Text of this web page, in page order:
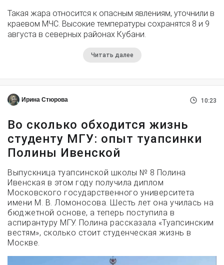
Такая жара относится к опасным явлениям, уточнили в
краевом МЧС. Высокие температуры сохранятся 8 и 9
августа в северных районах Кубани.
Читать далее
Ирина Стюрова 10:23
Во сколько обходится жизнь
студенту МГУ: опыт туапсинки
Полины Ивенской
Выпускница туапсинской школы № 8 Полина
Ивенская в этом году получила диплом
Московского государственного университета
имени М. В. Ломоносова. Шесть лет она училась на
бюджетной основе, а теперь поступила в
аспирантуру МГУ. Полина рассказала «Туапсинским
вестям», сколько стоит студенческая жизнь в
Москве.